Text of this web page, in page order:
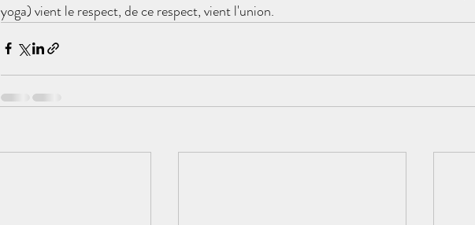
yoga) vient le respect, de ce respect, vient l'union.